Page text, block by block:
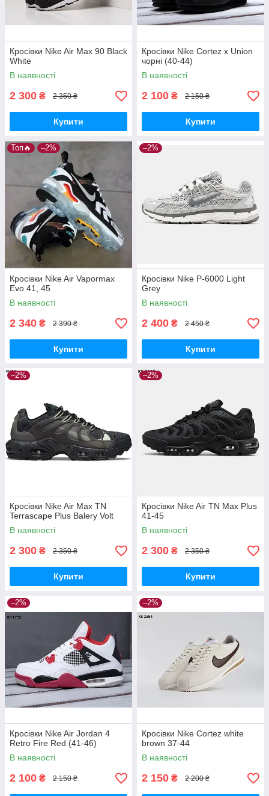
Кросівки Nike Air Max 90 Black
White
В наявності
2 300 ₴ 2 350 ₴
Купити
Кросівки Nike Cortez x Union
чорні (40-44)
В наявності
2 100 ₴ 2 150 ₴
Купити
Топ🔥 –2%
Кросівки Nike Air Vapormax
Evo 41, 45
В наявності
2 340 ₴ 2 390 ₴
Купити
–2%
Кросівки Nike P-6000 Light
Grey
В наявності
2 400 ₴ 2 450 ₴
Купити
–2%
Кросівки Nike Air Max TN
Terrascape Plus Balery Volt
В наявності
2 300 ₴ 2 350 ₴
Купити
–2%
Кросівки Nike Air TN Max Plus
41-45
В наявності
2 300 ₴ 2 350 ₴
Купити
–2%
Кросівки Nike Air Jordan 4
Retro Fire Red (41-46)
В наявності
2 100 ₴ 2 150 ₴
–2%
Кросівки Nike Cortez white
brown 37-44
В наявності
2 150 ₴ 2 200 ₴